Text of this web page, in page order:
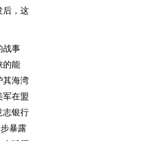
后，这
战事
的能
其海湾
军在盟
志银行
暴露